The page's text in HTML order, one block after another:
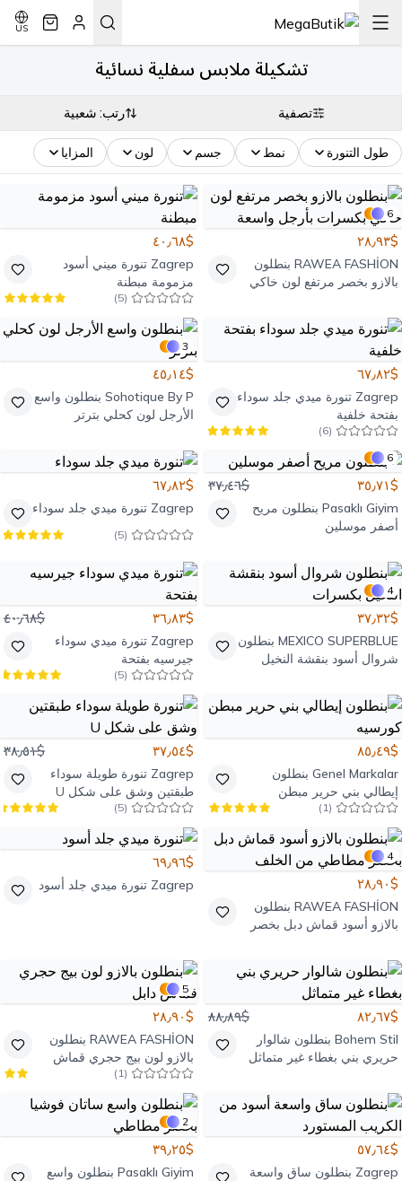
US
تشكيلة ملابس سفلية نسائية
تصفية رتب: شعبية
طول التنورة نمط جسم لون المزايا
6
$٢٨٫٩٣
RAWEA FASHİON بنطلون
بالازو بخصر مرتفع لون خاكي
$٤٠٫٦٨
Zagrep تنورة ميني أسود
مزمومة مبطنة
(
5
)
$٦٧٫٨٢
Zagrep تنورة ميدي جلد سوداء
بفتحة خلفية
(
6
)
3
$٤٥٫١٤
Sohotique By P بنطلون واسع
الأرجل لون كحلي بترتر
6
$٣٥٫٧١ $٣٧٫٤٦
Pasaklı Giyim بنطلون مريح
أصفر موسلين
$٦٧٫٨٢
Zagrep تنورة ميدي جلد سوداء
(
5
)
4
$٣٧٫٣٢
MEXICO SUPERBLUE بنطلون
شروال أسود بنقشة النخيل
$٣٦٫٨٣ $٤٠٫٦٨
Zagrep تنورة ميدي سوداء
جيرسيه بفتحة
(
5
)
$٨٥٫٤٩
Genel Markalar بنطلون
إيطالي بني حرير مبطن
كورسيه
(
1
)
$٣٧٫٥٤ $٣٨٫٥١
Zagrep تنورة طويلة سوداء
طبقتين وشق على شكل U
(
5
)
4
$٢٨٫٩٠
RAWEA FASHİON بنطلون
بالازو أسود قماش دبل بخصر
$٦٩٫٩٦
Zagrep تنورة ميدي جلد أسود
$٨٢٫٦٧ $٨٨٫٨٩
Bohem Stil بنطلون شالوار
حريري بني بغطاء غير متماثل
5
$٢٨٫٩٠
RAWEA FASHİON بنطلون
بالازو لون بيج حجري قماش
دابل
(
1
)
$٥٧٫٦٤
Zagrep بنطلون ساق واسعة
2
$٣٩٫٢٥
Pasaklı Giyim بنطلون واسع